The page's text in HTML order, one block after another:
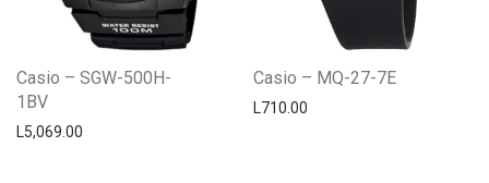
Casio – SGW-500H-
1BV
L5,069.00
Casio – MQ-27-7E
L710.00